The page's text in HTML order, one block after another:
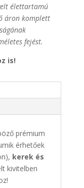
élettartamú
áron komplett
fejést.
is!
prémium
érhetőek
kerek és
kivitelben